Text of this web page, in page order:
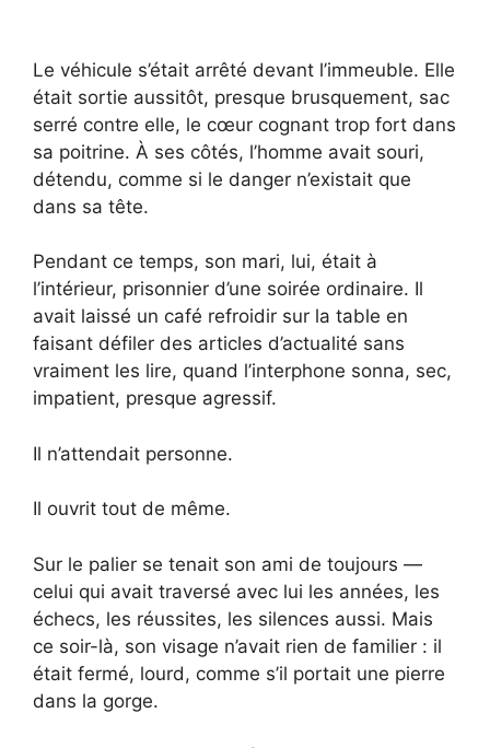
Le véhicule s’était arrêté devant l’immeuble. Elle
était sortie aussitôt, presque brusquement, sac
serré contre elle, le cœur cognant trop fort dans
sa poitrine. À ses côtés, l’homme avait souri,
détendu, comme si le danger n’existait que
dans sa tête.
Pendant ce temps, son mari, lui, était à
l’intérieur, prisonnier d’une soirée ordinaire. Il
avait laissé un café refroidir sur la table en
faisant défiler des articles d’actualité sans
vraiment les lire, quand l’interphone sonna, sec,
impatient, presque agressif.
Il n’attendait personne.
Il ouvrit tout de même.
Sur le palier se tenait son ami de toujours —
celui qui avait traversé avec lui les années, les
échecs, les réussites, les silences aussi. Mais
ce soir-là, son visage n’avait rien de familier : il
était fermé, lourd, comme s’il portait une pierre
dans la gorge.